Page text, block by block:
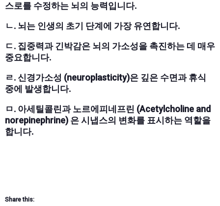
스로를 수정하는 뇌의 능력입니다.
ㄴ. 뇌는 인생의 초기 단계에 가장 유연합니다.
ㄷ. 집중력과 긴박감은 뇌의 가소성을 촉진하는 데 매우
중요합니다.
ㄹ. 신경가소성 (neuroplasticity)은 깊은 수면과 휴식
중에 발생합니다.
ㅁ. 아세틸콜린과 노르에피네프린 (Acetylcholine and
norepinephrine) 은 시냅스의 변화를 표시하는 역할을
합니다.
Share this: